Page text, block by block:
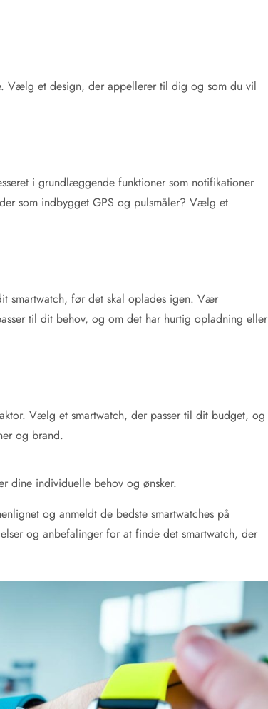
Vælg et design, der appellerer til dig og som du vil
i grundlæggende funktioner som notifikationer
som indbygget GPS og pulsmåler? Vælg et
smartwatch, før det skal oplades igen. Vær
til dit behov, og om det har hurtig opladning eller
Vælg et smartwatch, der passer til dit budget, og
og brand.
dine individuelle behov og ønsker.
og anmeldt de bedste smartwatches på
og anbefalinger for at finde det smartwatch, der